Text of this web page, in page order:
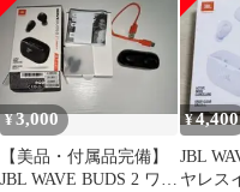
ルチポイント / IP54防
水防塵 / アプリ対
応/USB Type-C/ブラッ
ク / JBLWBUDS2BLK
¥3,000
【美品・付属品完備】
JBL WAVE BUDS 2 ワイ
¥4,400
JBL
ヤレス